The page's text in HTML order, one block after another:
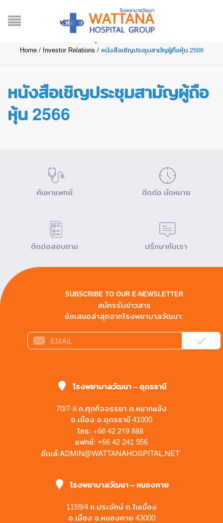
หนังสือเชิญประชุมสามัญผู้ถือ
หุ้น 2566
Home / Investor Relations / หนังสือเชิญประชุมสามัญผู้ถือหุ้น 2566
หนังสือเชิญประชุมสามัญผู้ถือ
หุ้น 2566
ค้นหาแพทย์ ติดต่อ นัดหมาย
ติดต่อสอบถาม ปรึกษากับเรา
SUBSCRIBE TO OUR E-NEWSLETTER
สมัครรับข่าวสาร
ข้อเสนอล่าสุดจากโรงพยาบาลวัฒนา:
โรงพยาบาลวัฒนา – อุดรธานี
70/7-8 ถ.ศุภกิจจรรยา ต.หมากแข้ง
อ.เมือง จ.อุดรธานี 41000
โทร: +66 42 219 888
แฟกซ์: +66 42 241 956
อีเมล์:ADMIN@WATTANAHOSPITAL.NET
โรงพยาบาลวัฒนา – หนองคาย
1159/4 ถ.ประจักษ์ ต.ในเมือง
อ.เมือง จ.หนองคาย 43000